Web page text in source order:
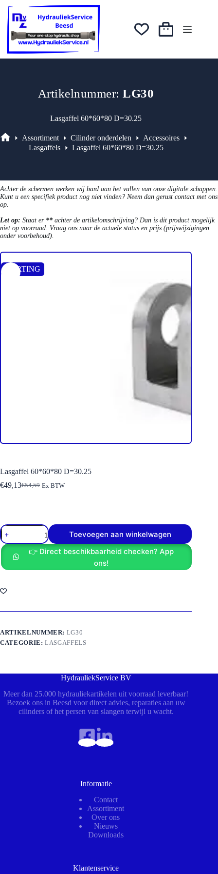
naar
inhoud
was:
€54,59.
€49,13.
Winkelwagen
Artikelnummer:LG30
Lasgaffel 60*60*80 D=30.25
Assortiment
Assortiment Cilinder onderdelen
Accessoires
Lasgaffels
Lasgaffel 60*60*80 D=30.25
Achter de schermen werken wij hard aan het vullen van onze digitale schappen.
Kunt u een specifiek product nog niet vinden? Neem dan gerust contact met ons
op.
Let op: Staat er ** achter de artikelomschrijving? Dan is dit product mogelijk
niet op voorraad. Vraag ons naar de actuele status en prijs (prijswijzigingen
onder voorbehoud).
KORTING
Lasgaffel 60*60*80 D=30.25
€54,59
Oorspronkelijke
was:
€49,13Huidige
is:
Ex BTW
Lasgaffel
60*60*80
D=30.25
aantal
Toevoegen aan winkelwagen
👉 Direct beschikbaarheid checken? App
ons!
ARTIKELNUMMER: LG30
CATEGORIE:LASGAFFELS
HydrauliekService BV
Meer dan 25.000 hydrauliekartikelen uit voorraad leverbaar!
Bezoek ons in Beesd voor direct advies, reparaties aan uw
cilinders of het persen van slangen terwijl u wacht.
Informatie
Contact
Assortiment
Over ons
Nieuws
Downloads
Klantenservice